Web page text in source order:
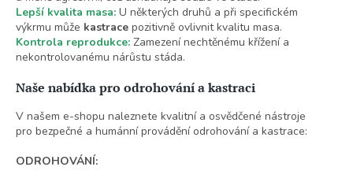
Lepší kvalita masa: U některých druhů a při specifickém
výkrmu může kastrace pozitivně ovlivnit kvalitu masa.
Kontrola reprodukce: Zamezení nechtěnému křížení a
nekontrolovanému nárůstu stáda.
Naše nabídka pro odrohování a kastraci
V našem e-shopu naleznete kvalitní a osvědčené nástroje
pro bezpečné a humánní provádění odrohování a kastrace:
ODROHOVÁNÍ: